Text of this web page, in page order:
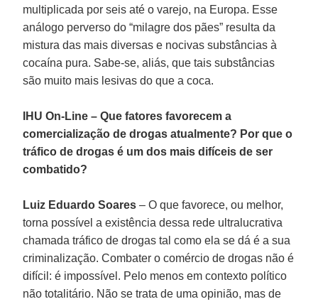
multiplicada por seis até o varejo, na Europa. Esse
análogo perverso do “milagre dos pães” resulta da
mistura das mais diversas e nocivas substâncias à
cocaína pura. Sabe-se, aliás, que tais substâncias
são muito mais lesivas do que a coca.
IHU On-Line – Que fatores favorecem a
comercialização de drogas atualmente? Por que o
tráfico de drogas é um dos mais difíceis de ser
combatido?
Luiz Eduardo Soares – O que favorece, ou melhor,
torna possível a existência dessa rede ultralucrativa
chamada tráfico de drogas tal como ela se dá é a sua
criminalização. Combater o comércio de drogas não é
difícil: é impossível. Pelo menos em contexto político
não totalitário. Não se trata de uma opinião, mas de